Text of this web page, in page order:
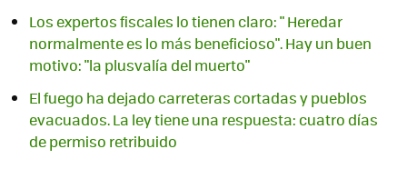
Los expertos fiscales lo tienen claro: " Heredar
normalmente es lo más beneficioso". Hay un buen
motivo: "la plusvalía del muerto"
El fuego ha dejado carreteras cortadas y pueblos
evacuados. La ley tiene una respuesta: cuatro días
de permiso retribuido